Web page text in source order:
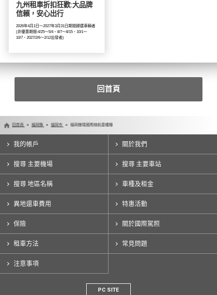
九州租車折扣狂歡:大品牌
信賴，安心出行
2026年4月1日～2027年3月31日期間歸還車輛者
(非優惠期間:4/25～5/4、8/7～8/15、10/1～
10/7、2027/2/6～2/12出發者)
回首頁
回首頁 福岡縣 福岡市 福岡機場國際線航廈櫃檯
我的帳戶 關於我們
搜尋 主要機場 搜尋 主要車站
搜尋 地區名稱 車種及租金
異地還車費用 特惠活動
保險 關於國際駕照
租車方法 常見問題
注意事項
PC SITE